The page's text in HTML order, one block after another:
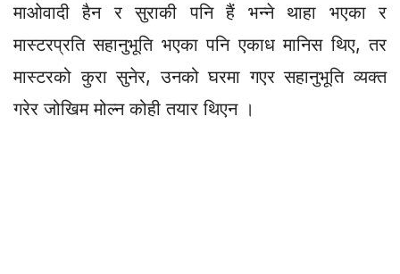
माओवादी हैन र सुराकी पनि हैं भन्ने थाहा भएका र
मास्टरप्रति सहानुभूति भएका पनि एकाध मानिस थिए, तर
मास्टरको कुरा सुनेर, उनको घरमा गएर सहानुभूति व्यक्त
गरेर जोखिम मोल्न कोही तयार थिएन ।